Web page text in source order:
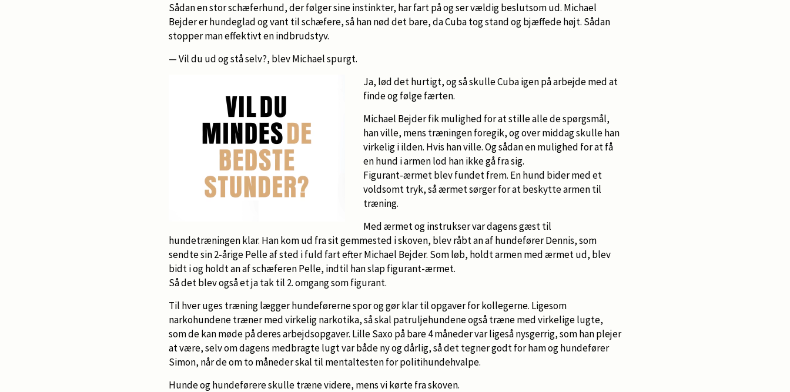
Sådan en stor schæferhund, der følger sine instinkter, har fart på og ser vældig beslutsom ud. Michael
Bejder er hundeglad og vant til schæfere, så han nød det bare, da Cuba tog stand og bjæffede højt. Sådan
stopper man effektivt en indbrudstyv.
— Vil du ud og stå selv?, blev Michael spurgt.
Ja, lød det hurtigt, og så skulle Cuba igen på arbejde med at
finde og følge færten.
Michael Bejder fik mulighed for at stille alle de spørgsmål,
han ville, mens træningen foregik, og over middag skulle han
virkelig i ilden. Hvis han ville. Og sådan en mulighed for at få
en hund i armen lod han ikke gå fra sig.
Figurant-ærmet blev fundet frem. En hund bider med et
voldsomt tryk, så ærmet sørger for at beskytte armen til
træning.
Med ærmet og instrukser var dagens gæst til
hundetræningen klar. Han kom ud fra sit gemmested i skoven, blev råbt an af hundefører Dennis, som
sendte sin 2-årige Pelle af sted i fuld fart efter Michael Bejder. Som løb, holdt armen med ærmet ud, blev
bidt i og holdt an af schæferen Pelle, indtil han slap figurant-ærmet.
Så det blev også et ja tak til 2. omgang som figurant.
Til hver uges træning lægger hundeførerne spor og gør klar til opgaver for kollegerne. Ligesom
narkohundene træner med virkelig narkotika, så skal patruljehundene også træne med virkelige lugte,
som de kan møde på deres arbejdsopgaver. Lille Saxo på bare 4 måneder var ligeså nysgerrig, som han plejer
at være, selv om dagens medbragte lugt var både ny og dårlig, så det tegner godt for ham og hundefører
Simon, når de om to måneder skal til mentaltesten for politihundehvalpe.
Hunde og hundeførere skulle træne videre, mens vi kørte fra skoven.